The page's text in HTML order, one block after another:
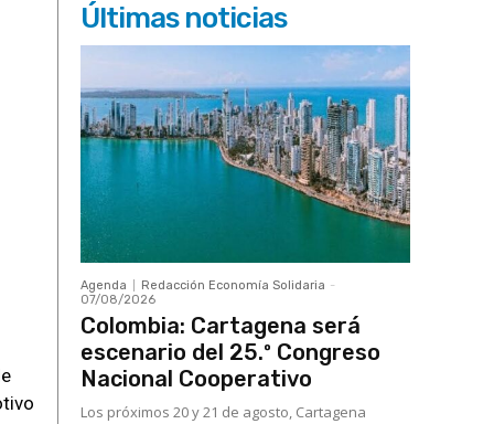
Últimas noticias
Agenda Redacción Economía Solidaria -
07/08/2026
Colombia: Cartagena será
escenario del 25.º Congreso
Nacional Cooperativo
Los próximos 20 y 21 de agosto, Cartagena